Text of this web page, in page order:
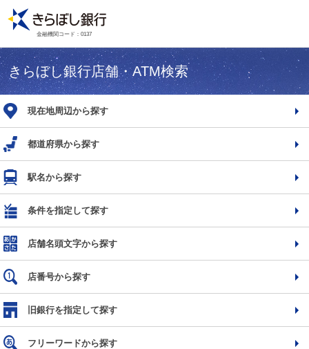
金融機関コード：0137
きらぼし銀行店舗・ATM検索
現在地周辺から探す
都道府県から探す
駅名から探す
条件を指定して探す
店舗名頭文字から探す
店番号から探す
旧銀行を指定して探す
フリーワードから探す